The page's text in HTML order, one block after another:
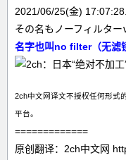
2021/06/25(金)
その名もノーフィルター
名字也叫no filter（无滤
2ch中文网译文不授权任何形式
平台。
=============
原创翻译：2ch中文网